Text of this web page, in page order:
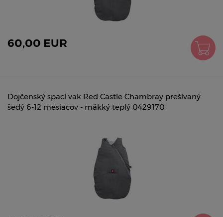
60,00 EUR
Dojčenský spací vak Red Castle Chambray prešívaný
šedý 6-12 mesiacov - mäkký teplý 0429170